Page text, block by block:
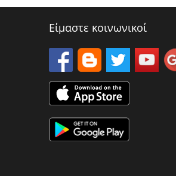
Είμαστε κοινωνικοί